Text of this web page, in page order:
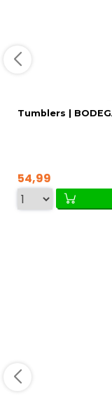
Tumblers |
54,99